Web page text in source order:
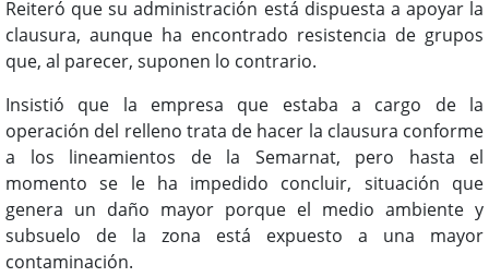
Reiteró que su administración está dispuesta a apoyar la
clausura, aunque ha encontrado resistencia de grupos
que, al parecer, suponen lo contrario.
Insistió que la empresa que estaba a cargo de la
operación del relleno trata de hacer la clausura conforme
a los lineamientos de la Semarnat, pero hasta el
momento se le ha impedido concluir, situación que
genera un daño mayor porque el medio ambiente y
subsuelo de la zona está expuesto a una mayor
contaminación.